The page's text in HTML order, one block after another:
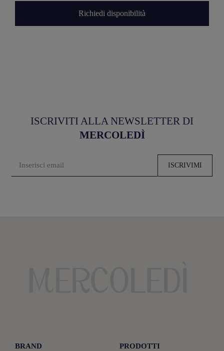
Richiedi disponibilità
ISCRIVITI ALLA NEWSLETTER DI
MERCOLEDÌ
ISCRIVIMI
BRAND PRODOTTI